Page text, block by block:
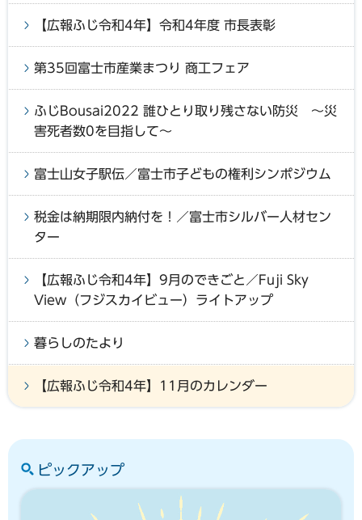
【広報ふじ令和4年】令和4年度 市長表彰
第35回富士市産業まつり 商工フェア
ふじBousai2022 誰ひとり取り残さない防災 ～災
害死者数0を目指して～
富士山女子駅伝／富士市子どもの権利シンポジウム
税金は納期限内納付を！／富士市シルバー人材セン
ター
【広報ふじ令和4年】9月のできごと／Fuji Sky
View（フジスカイビュー）ライトアップ
暮らしのたより
【広報ふじ令和4年】11月のカレンダー
ピックアップ